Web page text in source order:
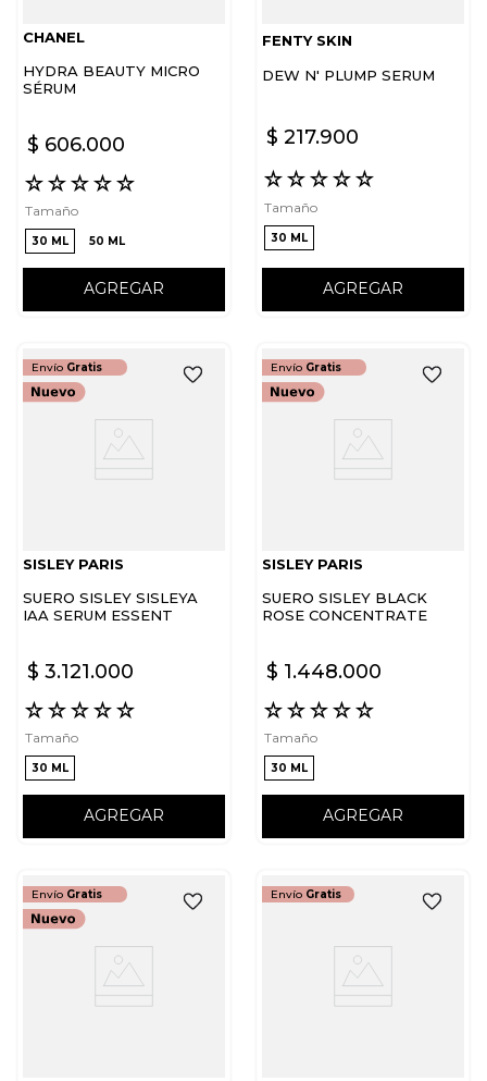
CHANEL
HYDRA BEAUTY MICRO
SÉRUM
$ 606.000
☆☆☆☆☆
Tamaño
30 ML 50 ML
AGREGAR
FENTY SKIN
DEW N' PLUMP SERUM
$ 217.900
☆☆☆☆☆
Tamaño
30 ML
AGREGAR
Envío Gratis
SISLEY PARIS
SUERO SISLEY SISLEYA
IAA SERUM ESSENT
$ 3.121.000
☆☆☆☆☆
Tamaño
30 ML
AGREGAR
Envío Gratis
SISLEY PARIS
SUERO SISLEY BLACK
ROSE CONCENTRATE
$ 1.448.000
☆☆☆☆☆
Tamaño
30 ML
AGREGAR
Envío Gratis Envío Gratis